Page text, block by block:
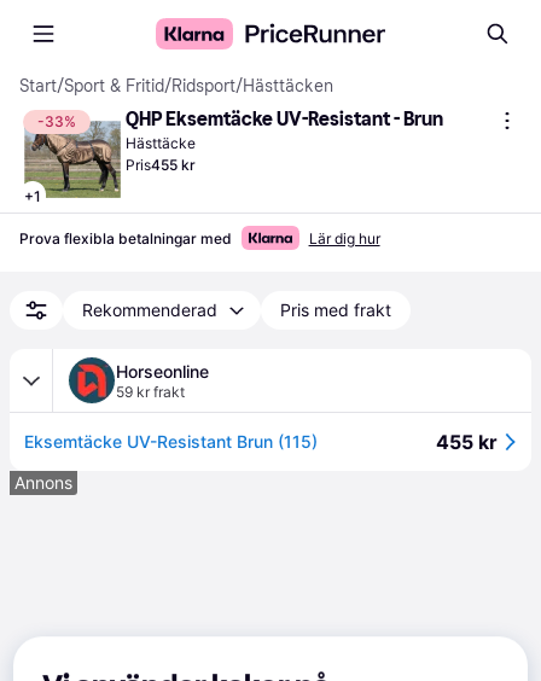
Start/Sport & Fritid/Ridsport/Hästtäcken
-33%
+1
QHP Eksemtäcke UV-Resistant - Brun
Hästtäcke
Pris455 kr
Prova flexibla betalningar med Lär dig hur
Rekommenderad Pris med frakt
Horseonline
59 kr frakt
Eksemtäcke UV-Resistant Brun (115) 455 kr
Annons